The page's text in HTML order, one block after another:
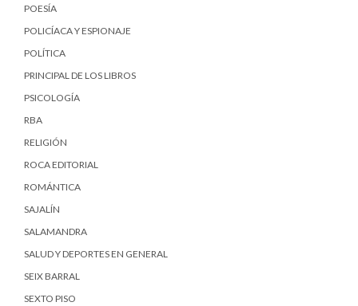
POESÍA
POLICÍACA Y ESPIONAJE
POLÍTICA
PRINCIPAL DE LOS LIBROS
PSICOLOGÍA
RBA
RELIGIÓN
ROCA EDITORIAL
ROMÁNTICA
SAJALÍN
SALAMANDRA
SALUD Y DEPORTES EN GENERAL
SEIX BARRAL
SEXTO PISO